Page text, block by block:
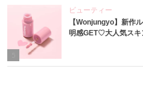
ビューティー
【Wonjungyo】新作
明感GET♡大人気スキ